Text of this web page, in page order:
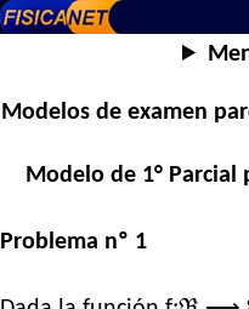
Modelos de examen
Modelo de 1° Parcial
Problema nº 1